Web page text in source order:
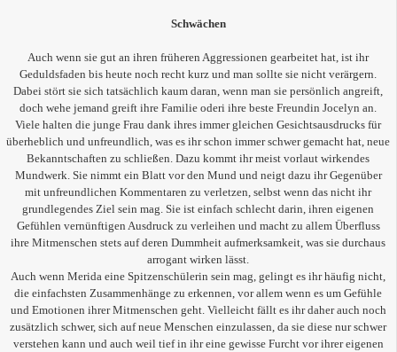
Schwächen
Auch wenn sie gut an ihren früheren Aggressionen gearbeitet hat, ist ihr
Geduldsfaden bis heute noch recht kurz und man sollte sie nicht verärgern.
Dabei stört sie sich tatsächlich kaum daran, wenn man sie persönlich angreift,
doch wehe jemand greift ihre Familie oderi ihre beste Freundin Jocelyn an.
Viele halten die junge Frau dank ihres immer gleichen Gesichtsausdrucks für
überheblich und unfreundlich, was es ihr schon immer schwer gemacht hat, neue
Bekanntschaften zu schließen. Dazu kommt ihr meist vorlaut wirkendes
Mundwerk. Sie nimmt ein Blatt vor den Mund und neigt dazu ihr Gegenüber
mit unfreundlichen Kommentaren zu verletzen, selbst wenn das nicht ihr
grundlegendes Ziel sein mag. Sie ist einfach schlecht darin, ihren eigenen
Gefühlen vernünftigen Ausdruck zu verleihen und macht zu allem Überfluss
ihre Mitmenschen stets auf deren Dummheit aufmerksamkeit, was sie durchaus
arrogant wirken lässt.
Auch wenn Merida eine Spitzenschülerin sein mag, gelingt es ihr häufig nicht,
die einfachsten Zusammenhänge zu erkennen, vor allem wenn es um Gefühle
und Emotionen ihrer Mitmenschen geht. Vielleicht fällt es ihr daher auch noch
zusätzlich schwer, sich auf neue Menschen einzulassen, da sie diese nur schwer
verstehen kann und auch weil tief in ihr eine gewisse Furcht vor ihrer eigenen